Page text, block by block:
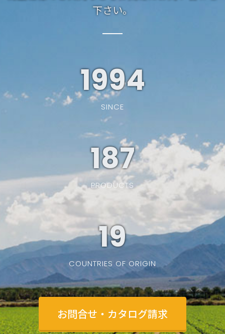
下さい。
1994
SINCE
187
PRODUCTS
19
COUNTRIES OF ORIGIN
お問合せ・カタログ請求